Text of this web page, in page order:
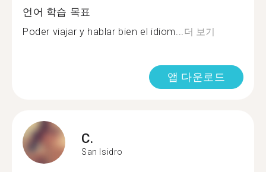
언어 학습 목표
Poder viajar y hablar bien el idiom...더 보기
앱 다운로드
C.
San Isidro